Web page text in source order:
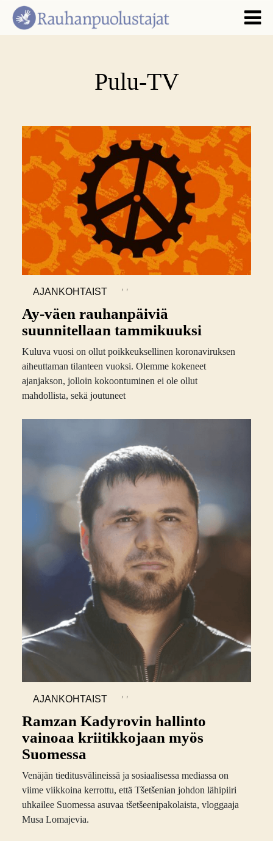
Pulu-TV
AJANKOHTAIST
Ay-väen rauhanpäiviä
suunnitellaan tammikuuksi
Kuluva vuosi on ollut poikkeuksellinen koronaviruksen
aiheuttaman tilanteen vuoksi. Olemme kokeneet
ajanjakson, jolloin kokoontuminen ei ole ollut
mahdollista, sekä joutuneet
AJANKOHTAIST
Ramzan Kadyrovin hallinto
vainoaa kriitikkojaan myös
Suomessa
Venäjän tieditusvälineissä ja sosiaalisessa mediassa on
viime viikkoina kerrottu, että Tšetšenian johdon lähipiiri
uhkailee Suomessa asuvaa tšetšeenipakolaista, vloggaaja
Musa Lomajevia.